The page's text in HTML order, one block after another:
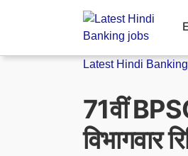
Latest Hindi
71वीं
विभागवार